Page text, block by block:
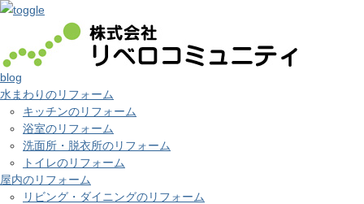
blog
水まわりのリフォーム
キッチンのリフォーム
浴室のリフォーム
洗面所・脱衣所のリフォーム
トイレのリフォーム
屋内のリフォーム
リビング・ダイニングのリフォーム